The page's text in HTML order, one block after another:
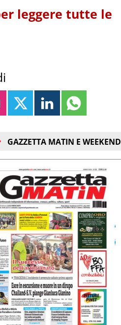
leggere tutte le
GAZZETTA MATIN E WEEKEND